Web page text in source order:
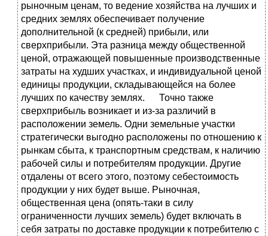
рыночным ценам, то ведение хозяйства на лучших и
средних землях обеспечивает получение
дополнительной (к средней) прибыли, или
сверхприбыли. Эта разница между общественной
ценой, отражающей повышенные производственные
затраты на худших участках, и индивидуальной ценой
единицы продукции, складывающейся на более
лучших по качеству землях. Точно также
сверхприбыль возникает и из-за различий в
расположении земель. Одни земельные участки
стратегически выгодно расположены по отношению к
рынкам сбыта, к транспортным средствам, к наличию
рабочей силы и потребителям продукции. Другие
отдалены от всего этого, поэтому себестоимость
продукции у них будет выше. Рыночная,
общественная цена (опять-таки в силу
ограниченности лучших земель) будет включать в
себя затраты по доставке продукции к потребителю с